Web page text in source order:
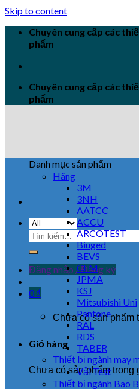
Skip to content
Chuyên cung cấp các
phẩm
Chuyên cung cấp các
phẩm
Đăng nhập / Đăng ký
0 ₫
Chưa có sản phẩm
Giỏ hàng
Chưa có sản phẩm trong
Danh mục sản phẩm
Hãng
3M
3NH
AATCC
ACCU
ARCOTEST
Biuged
BEVS
CEM
JPMA
KSJ
Mitsubishi Uni
Pantone
RAL
RDS
TABER
Thiết bị ngành may
Vải Test
Thiết bị ngành Bao